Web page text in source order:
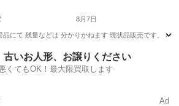
8月7日
品にて 残量などは 分かりかねます 現状品販売です。
老名駅 カメラ
古いお人形、お譲りください
くてもOK！最大限買取します
Ad